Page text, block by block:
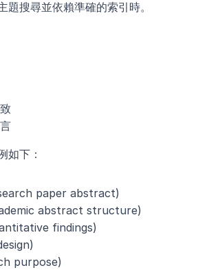
題搜尋並依賴準確的索引時。
如下：
paper abstract)
abstract structure)
findings)
purpose)